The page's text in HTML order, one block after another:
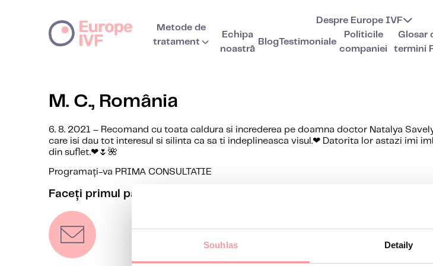
Souhlas Detaily
Metode de
tratament
Despre Europe IVF
Echipa
noastră
BlogTestimoniale
Politicile
companiei
Glosar
termini
M. C., România
6. 8. 2021 – Recomand cu toata caldura si increderea pe doamna doctor Natalya
care isi dau tot interesul si silinta ca sa ti indeplineasca visul.❤ Datorita lor astazi imi
din suflet.❤🌷🌺
Programați-va PRIMA CONSULTATIE
Faceți primul pas către tratarea infertilității